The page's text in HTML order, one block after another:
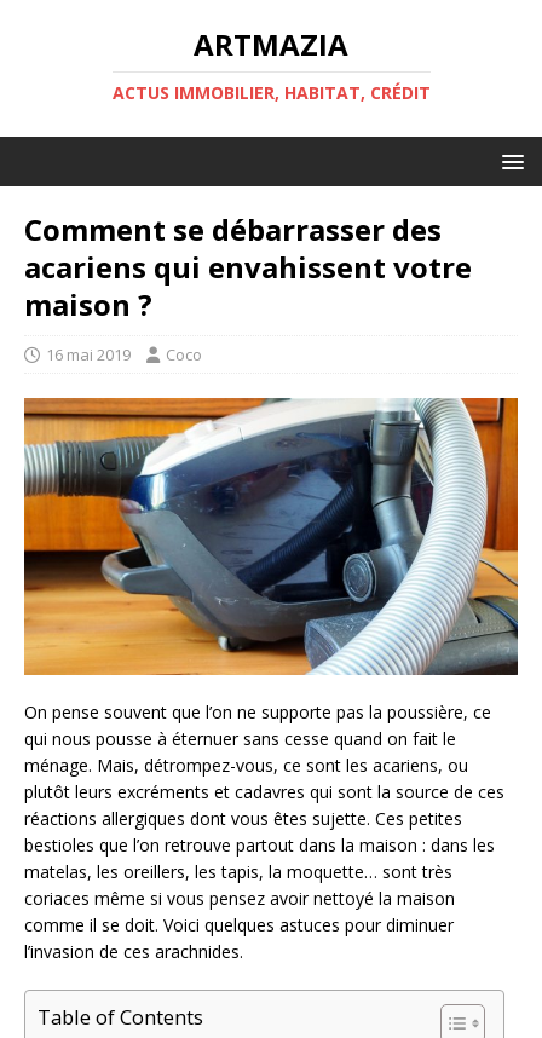
ARTMAZIA
ACTUS IMMOBILIER, HABITAT, CRÉDIT
Comment se débarrasser des
acariens qui envahissent votre
maison ?
16 mai 2019 Coco
On pense souvent que l’on ne supporte pas la poussière, ce
qui nous pousse à éternuer sans cesse quand on fait le
ménage. Mais, détrompez-vous, ce sont les acariens, ou
plutôt leurs excréments et cadavres qui sont la source de ces
réactions allergiques dont vous êtes sujette. Ces petites
bestioles que l’on retrouve partout dans la maison : dans les
matelas, les oreillers, les tapis, la moquette… sont très
coriaces même si vous pensez avoir nettoyé la maison
comme il se doit. Voici quelques astuces pour diminuer
l’invasion de ces arachnides.
Table of Contents